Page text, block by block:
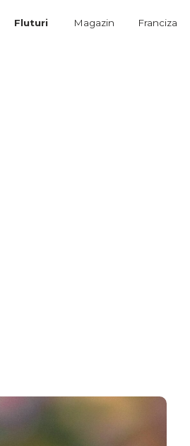
Magazin Contacte
Franciza